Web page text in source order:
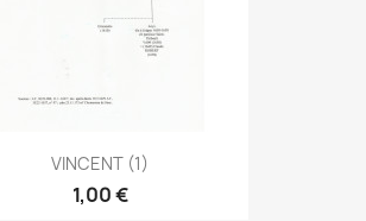
VINCENT (1)
1,00 €